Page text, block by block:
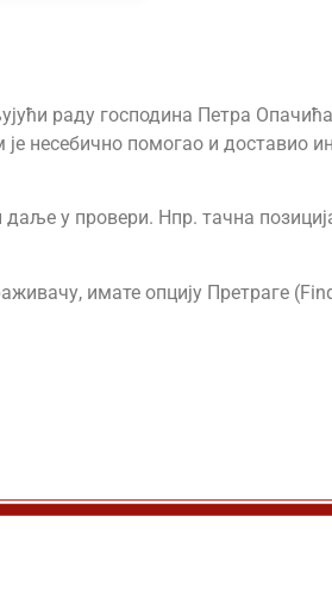
раду господина Петра
је несебично помогао и доставио
у провери. Нпр. тачна
имате опцију Претраге